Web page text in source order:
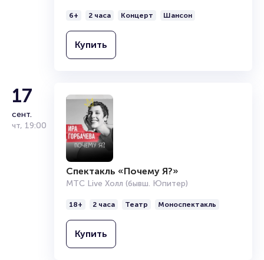
6+ 2 часа Концерт Шансон
Купить
17
сент.
чт, 19:00
Спектакль «Почему Я?»
МТС Live Холл (бывш. Юпитер)
18+ 2 часа Театр Моноспектакль
Купить